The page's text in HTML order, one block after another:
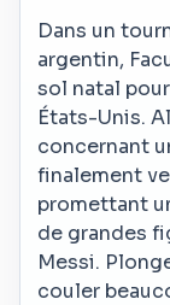
Dans un
argentin,
sol natal
États-Unis.
concernant
finalement
promettant
de grandes
Messi.
couler